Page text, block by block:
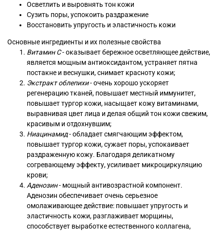
Осветлить и выровнять тон кожи
Сузить поры, успокоить раздражение
Восстановить упругость и эластичность кожи
Основные ингредиенты и их полезные свойства
Витамин С- оказывает бережное осветляющее действие,
является мощным антиоксидантом, устраняет пятна
постакне и веснушки, снимает красноту кожи;
Экстракт облепихи- очень хорошо ускоряет
регенерацию тканей, повышает местный иммунитет,
повышает тургор кожи, насыщает кожу витаминами,
выравнивая цвет лица и делая общий тон кожи свежим,
красивым и отдохнувшим;
Ниацинамид- обладает смягчающим эффектом,
повышает тургор кожи, сужает поры, успокаивает
раздраженную кожу. Благодаря деликатному
согревающему эффекту, усиливает микроциркуляцию
крови;
Аденозин- мощный антивозрастной компонент.
Аденозин обеспечивает очень серьезное
омолаживающее действие: повышает упругость и
эластичность кожи, разглаживает морщины,
способствует выработке естественного коллагена,